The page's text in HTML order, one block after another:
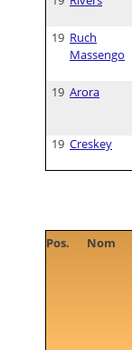
19 Ruch
Massengo
19 Arora
19 Creskey
Pos. Nom